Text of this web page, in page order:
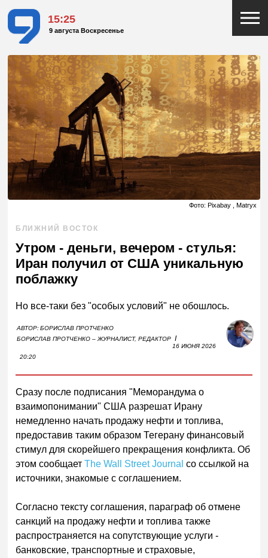
15:25
9 августа Воскресенье
Фото: Pixabay , Matryx
БЛИЖНИЙ ВОСТОК
Утром - деньги, вечером - стулья:
Иран получил от США уникальную
поблажку
Но все-таки без "особых условий" не обошлось.
АВТОР:БОРИСЛАВ ПРОТЧЕНКО
БОРИСЛАВ ПРОТЧЕНКО – ЖУРНАЛИСТ, РЕДАКТОР I
16 ИЮНЯ 2026
20:20
Сразу после подписания "Меморандума о
взаимопонимании" США разрешат Ирану
немедленно начать продажу нефти и топлива,
предоставив таким образом Тегерану финансовый
стимул для скорейшего прекращения конфликта. Об
этом сообщаетThe Wall Street Journal со ссылкой на
источники, знакомые с соглашением.
Согласно тексту соглашения, параграф об отмене
санкций на продажу нефти и топлива также
распространяется на сопутствующие услуги -
банковские, транспортные и страховые,